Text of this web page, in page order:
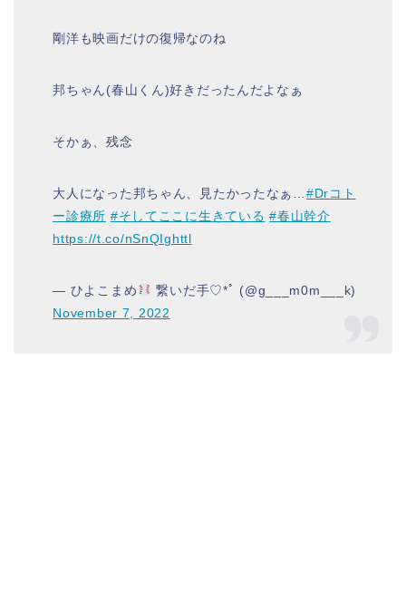
剛洋も映画だけの復帰なのね
邦ちゃん(春山くん)好きだったんだよなぁ
そかぁ、残念
大人になった邦ちゃん、見たかったなぁ… #Drコト
ー診療所 #そしてここに生きている #春山幹介
https://t.co/nSnQIghttl
— ひよこまめ
繋いだ手♡*ﾟ (@g___m0m___k)
November 7, 2022